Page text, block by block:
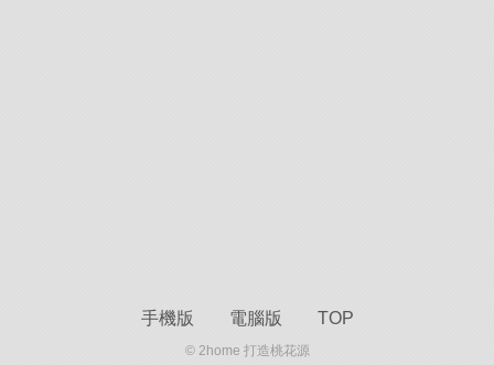
手機版 電腦版 TOP
© 2home 打造桃花源